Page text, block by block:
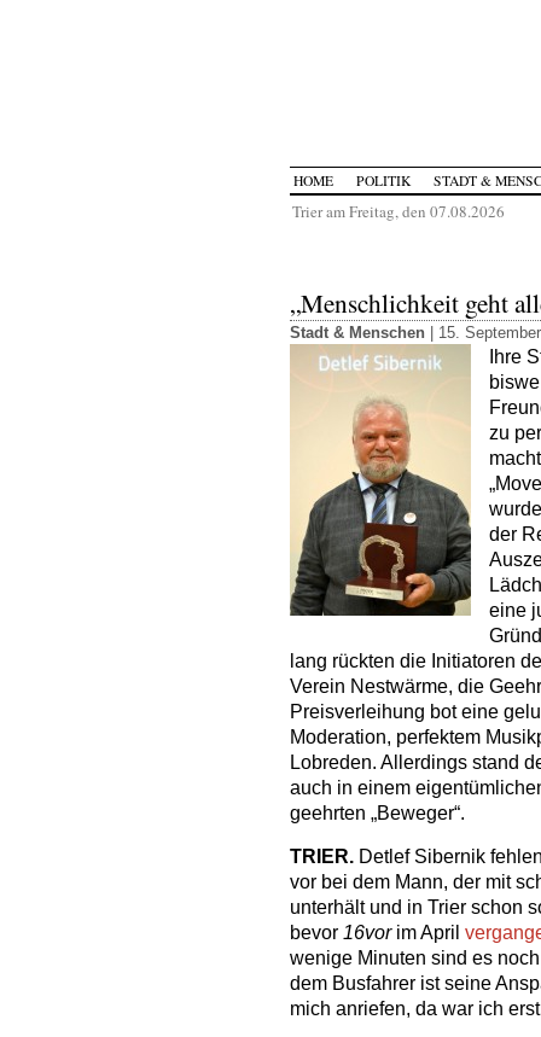
HOME POLITIK STADT &
Trier am Freitag, den 07.08.2026
„Menschlichkeit geht
Stadt & Menschen | 15.
Ihre
zu
der
eine
lang rückten die Initiatoren
Verein Nestwärme, die
Preisverleihung bot eine
Moderation, perfektem
Lobreden. Allerdings stand
auch in einem
geehrten „Beweger“.
TRIER. Detlef Sibernik
vor bei dem Mann, der mit
unterhält und in Trier schon
bevor 16vorim April
wenige Minuten sind es
dem Busfahrer ist seine
mich anriefen, da war ich